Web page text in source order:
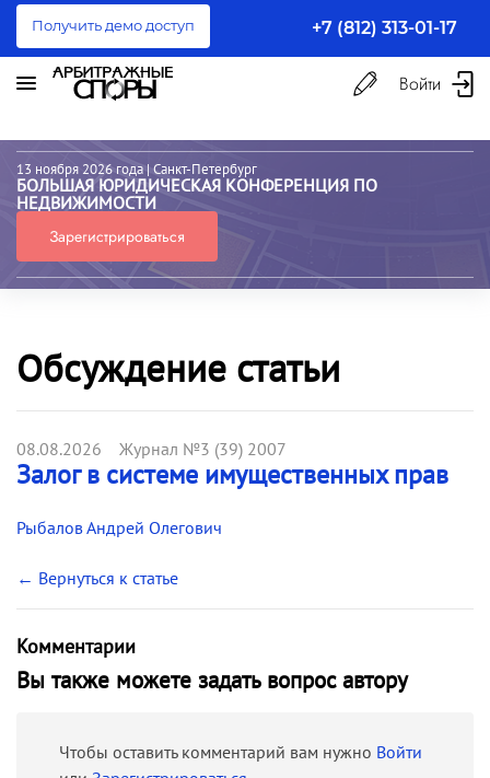
Получить демо доступ +7 (812) 313-01-17
Войти
13 ноября 2026 года | Санкт-Петербург
БОЛЬШАЯ ЮРИДИЧЕСКАЯ КОНФЕРЕНЦИЯ ПО
НЕДВИЖИМОСТИ
Зарегистрироваться
Обсуждение статьи
08.08.2026 Журнал №3 (39) 2007
Залог в системе имущественных прав
Рыбалов Андрей Олегович
← Вернуться к статье
Комментарии
Вы также можете задать вопрос автору
Чтобы оставить комментарий вам нужно Войти